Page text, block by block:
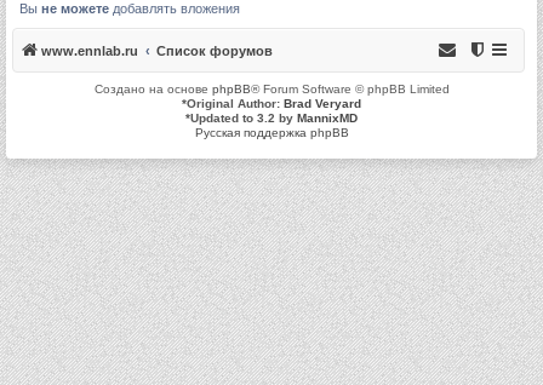
Вы не можете добавлять вложения
www.ennlab.ru Список форумов
Создано на основе phpBB® Forum Software © phpBB Limited
*Original Author: Brad Veryard
*Updated to 3.2 by MannixMD
Русская поддержка phpBB